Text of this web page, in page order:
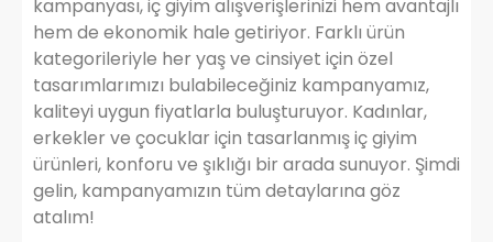
kampanyası, iç giyim alışverişlerinizi hem avantajlı
hem de ekonomik hale getiriyor. Farklı ürün
kategorileriyle her yaş ve cinsiyet için özel
tasarımlarımızı bulabileceğiniz kampanyamız,
kaliteyi uygun fiyatlarla buluşturuyor. Kadınlar,
erkekler ve çocuklar için tasarlanmış iç giyim
ürünleri, konforu ve şıklığı bir arada sunuyor. Şimdi
gelin, kampanyamızın tüm detaylarına göz
atalım!